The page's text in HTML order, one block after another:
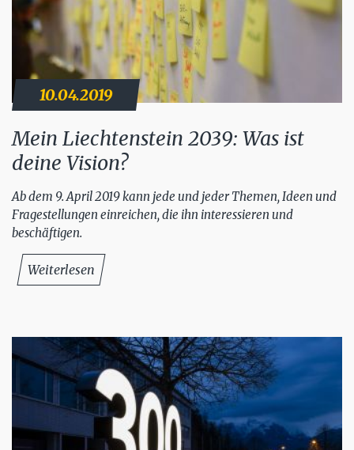
10.04.2019
Mein Liechtenstein 2039: Was ist
deine Vision?
Ab dem 9. April 2019 kann jede und jeder Themen, Ideen und
Fragestellungen einreichen, die ihn interessieren und
beschäftigen.
Weiterlesen